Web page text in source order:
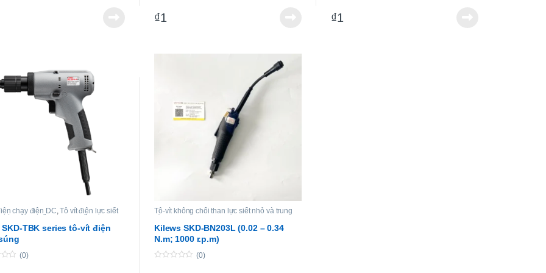
BS45P
₫1
SKC-PTA-L450
₫1
chạy điện DC,Tô vít điện lực siết
SKD-TBK series tô-vít điện
(0)
Tô-vít không chổi than lực siết nhỏ và trung
Kilews SKD-BN203L (0.02 – 0.34
N.m; 1000 r.p.m)
(0)